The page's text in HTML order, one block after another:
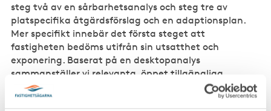
steg två av en sårbarhetsanalys och steg tre av
platspecifika åtgärdsförslag och en adaptionsplan.
Mer specifikt innebär det första steget att
fastigheten bedöms utifrån sin utsatthet och
exponering. Baserat på en desktopanalys
sammanställer vi relevanta, öppet tillgängliga,
geografiska data för att svara på om fastigheten är
exponerad för olika klimatrelaterade effekter som